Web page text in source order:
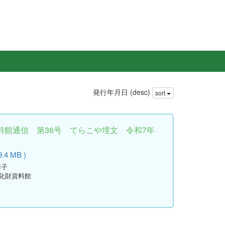
発行年月日 (desc) sort
館通信 第36号 てらこや埋文 令和7年
MB )
財資料館